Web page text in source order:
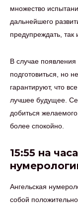
множество
дальнейшего
предупреждать, так
В случае
подготовиться, но
гарантируют, что
лучшее будущее.
добиться
более спокойно.
15:55 на
Ангельская
собой